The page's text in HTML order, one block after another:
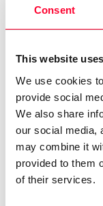
Consent
This website
We use cookies
provide social
We also share
our social media,
may combine it
provided to them
of their services.
¿Qué sucede las
que mi mente se
historias...
lanzarme en
disfrutéis de mis
dedicarme unos
Mis desvaríos, las
canción, una
cualquier instante